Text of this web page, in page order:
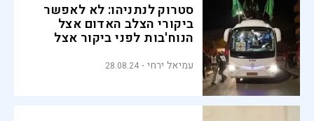
סטרוק לנתניהו: לא לאפשר
ביקורי הצלב האדום אצל
הנוח'בות לפני ביקור אצל
עמיאל ירחי 28.08.24